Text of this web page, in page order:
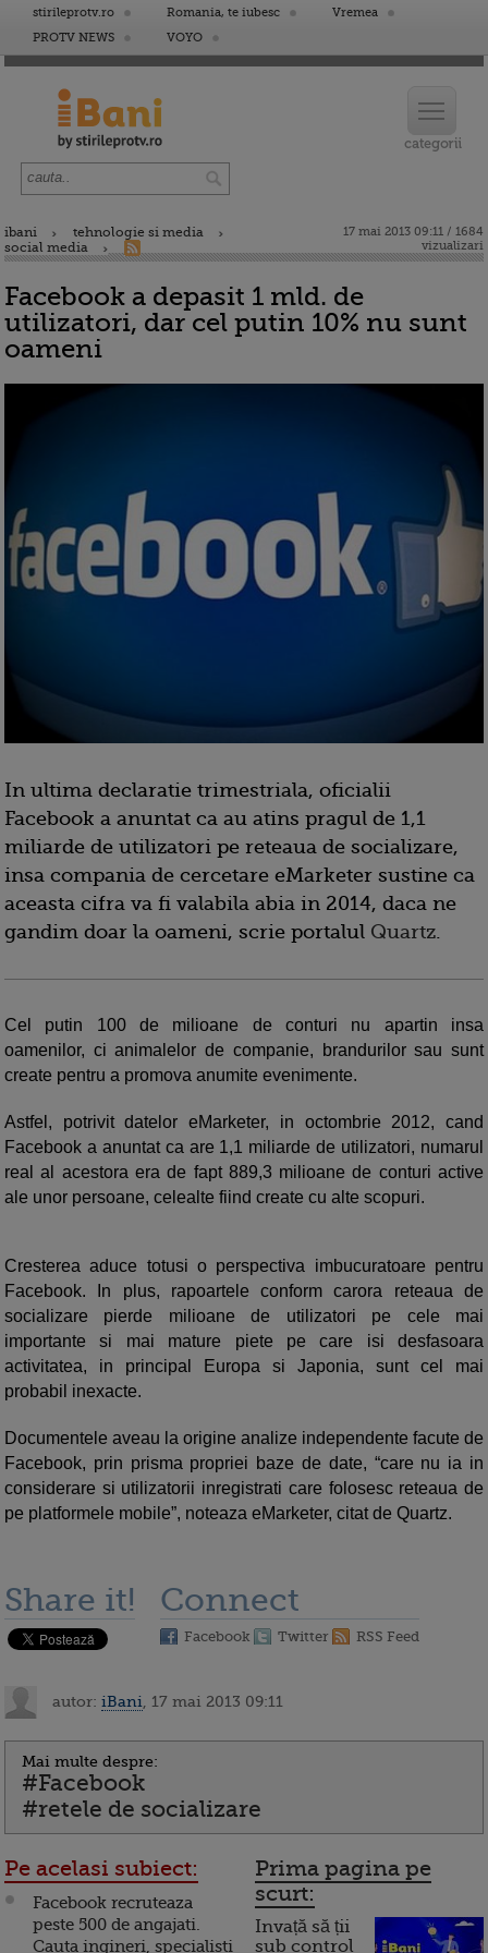
stirileprotv.ro Romania, te iubesc
Vremea
PROTV NEWS
VOYO
ibani
tehnologie si media
social media
17 mai 2013 09:11 / 1684
vizualizari
Facebook a depasit 1 mld. de
utilizatori, dar cel putin 10% nu sunt
oameni
In ultima declaratie trimestriala, oficialii
Facebook a anuntat ca au atins pragul de 1,1
miliarde de utilizatori pe reteaua de socializare,
insa compania de cercetare eMarketer sustine ca
aceasta cifra va fi valabila abia in 2014, daca ne
gandim doar la oameni, scrie portalul Quartz.
Cel putin 100 de milioane de conturi nu apartin insa
oamenilor, ci animalelor de companie, brandurilor sau sunt
create pentru a promova anumite evenimente.
Astfel, potrivit datelor eMarketer, in octombrie 2012, cand
Facebook a anuntat ca are 1,1 miliarde de utilizatori, numarul
real al acestora era de fapt 889,3 milioane de conturi active
ale unor persoane, celealte fiind create cu alte scopuri.
Cresterea aduce totusi o perspectiva imbucuratoare pentru
Facebook. In plus, rapoartele conform carora reteaua de
socializare pierde milioane de utilizatori pe cele mai
importante si mai mature piete pe care isi desfasoara
activitatea, in principal Europa si Japonia, sunt cel mai
probabil inexacte.
Documentele aveau la origine analize independente facute de
Facebook, prin prisma propriei baze de date, “care nu ia in
considerare si utilizatorii inregistrati care folosesc reteaua de
pe platformele mobile”, noteaza eMarketer, citat de Quartz.
Share it! Connect
Facebook Twitter RSS Feed
autor: iBani , 17 mai 2013 09:11
Mai multe despre:
#Facebook
#retele de socializare
Pe acelasi subiect:
Facebook recruteaza
peste 500 de angajati.
Cauta ingineri, specialisti
Prima pagina pe
scurt:
Invață să ții
sub control